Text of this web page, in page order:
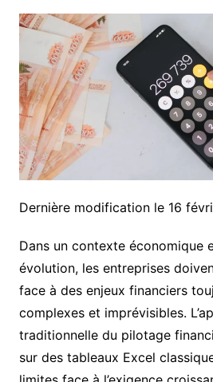
Dernière modification le 16
Dans un contexte économique
évolution, les entreprises
face à des enjeux financiers
complexes et imprévisibles.
traditionnelle du pilotage
sur des tableaux Excel